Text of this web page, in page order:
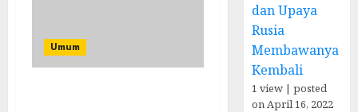
Umum
dan Upaya
Rusia
Membawanya
Kembali
1 view |posted
on April 16, 2022